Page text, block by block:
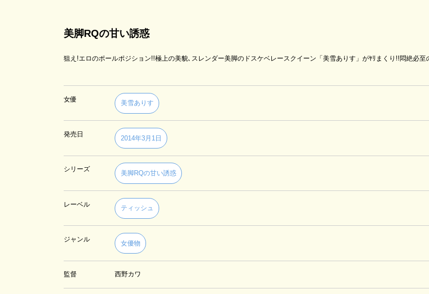
美脚RQの甘い誘惑
狙え!エロのポールポジション!!極上の美貌､スレンダー美脚のドスケベレースクイーン「美雪ありす」がﾔﾘまくり!!悶絶必至
女優
美雪ありす
発売日
2014年3月1日
シリーズ
美脚RQの甘い誘惑
レーベル
ティッシュ
ジャンル
女優物
監督 西野カワ